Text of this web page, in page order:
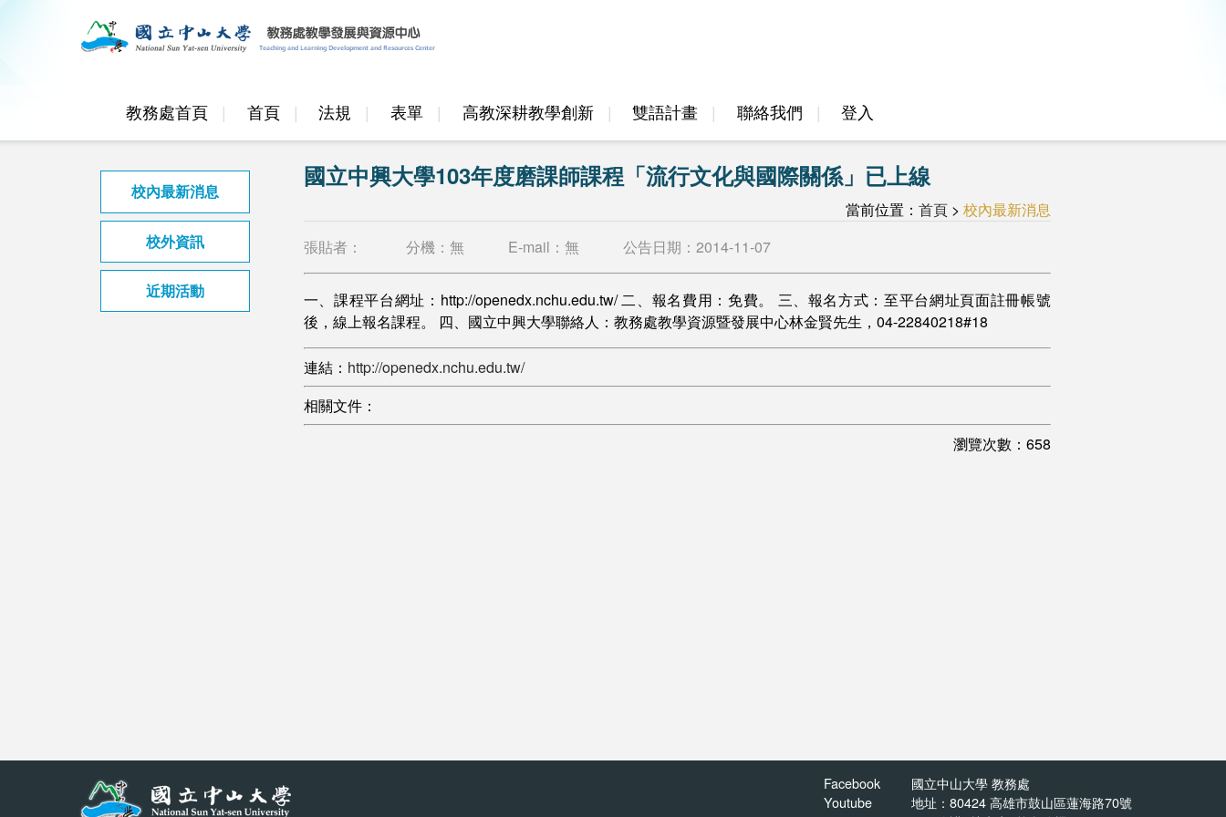
教務處首頁 首頁 法規 表單 高教深耕教學創新 雙語計畫 聯絡我們 登入
邁頂計畫 高教深耕計畫
校內最新消息
校外資訊
近期活動
國立中興大學103年度磨課師課程「流行文化與國際關係」已上線
當前位置： 首頁 > 校內最新消息
張貼者：
分機： 無 E-mail： 無 公告日期： 2014-11-07
一、課程平台網址：http://openedx.nchu.edu.tw/ 二、報名費用：免費。 三、報名方式：至平台網址頁面註冊帳號
後，線上報名課程。 四、國立中興大學聯絡人：教務處教學資源暨發展中心林金賢先生，04-22840218#18
連結： http://openedx.nchu.edu.tw/
相關文件：
瀏覽次數：658
國立中山大學 教務處
地址：80424 高雄市鼓山區蓮海路70號
Facebook
Youtube